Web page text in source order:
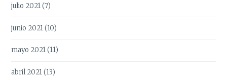
julio 2021(7)
junio 2021(10)
mayo 2021(11)
abril 2021(13)